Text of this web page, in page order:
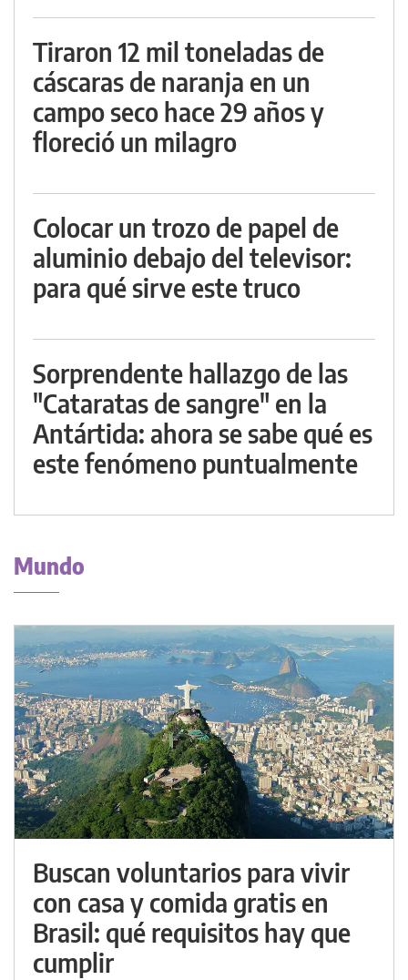
Tiraron 12 mil toneladas de
cáscaras de naranja en un
campo seco hace 29 años y
floreció un milagro
Colocar un trozo de papel de
aluminio debajo del televisor:
para qué sirve este truco
Sorprendente hallazgo de las
"Cataratas de sangre" en la
Antártida: ahora se sabe qué es
este fenómeno puntualmente
Mundo
Buscan voluntarios para vivir
con casa y comida gratis en
Brasil: qué requisitos hay que
cumplir